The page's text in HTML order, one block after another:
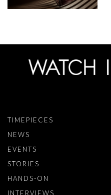
TIMEPIECES
NEWS
EVENTS
STORIES
HANDS-ON
INTERVIEWS